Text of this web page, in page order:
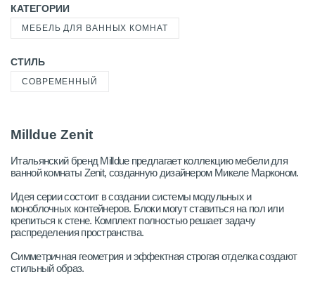
КАТЕГОРИИ
МЕБЕЛЬ ДЛЯ ВАННЫХ КОМНАТ
СТИЛЬ
СОВРЕМЕННЫЙ
Milldue Zenit
Итальянский бренд Milldue предлагает коллекцию мебели для
ванной комнаты Zenit, созданную дизайнером Микеле Марконом.
Идея серии состоит в создании системы модульных и
моноблочных контейнеров. Блоки могут ставиться на пол или
крепиться к стене. Комплект полностью решает задачу
распределения пространства.
Симметричная геометрия и эффектная строгая отделка создают
стильный образ.